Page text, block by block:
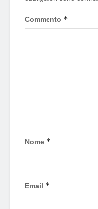
Commento *
Nome *
Email *